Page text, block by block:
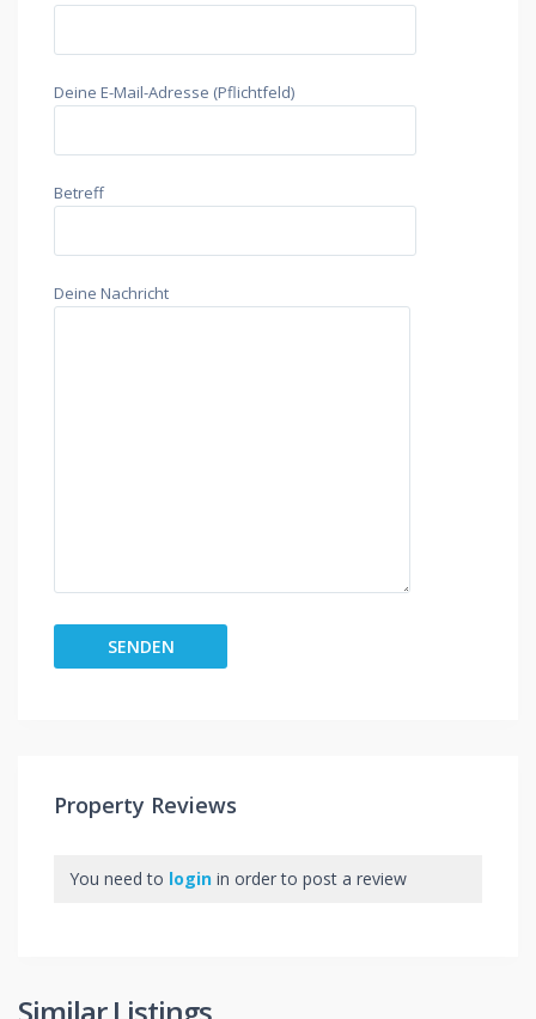
Deine E-Mail-Adresse (Pflichtfeld)
Betreff
Deine Nachricht
Property Reviews
You need to login in order to post a review